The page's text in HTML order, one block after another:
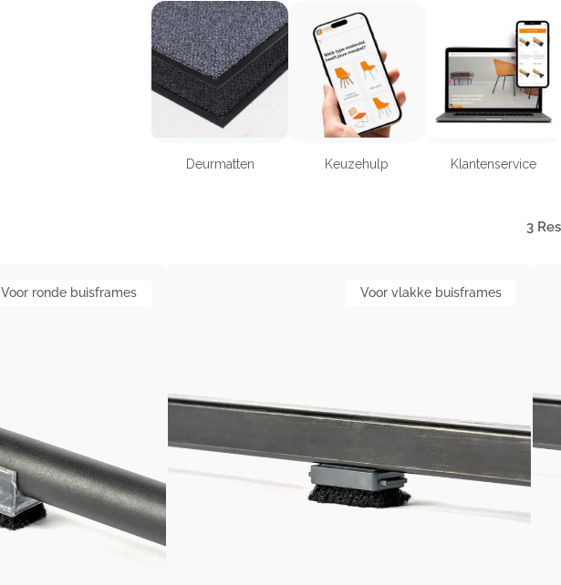
Deurmatten Keuzehulp Klantenservice
3
Voor ronde buisframes Voor vlakke buisframes